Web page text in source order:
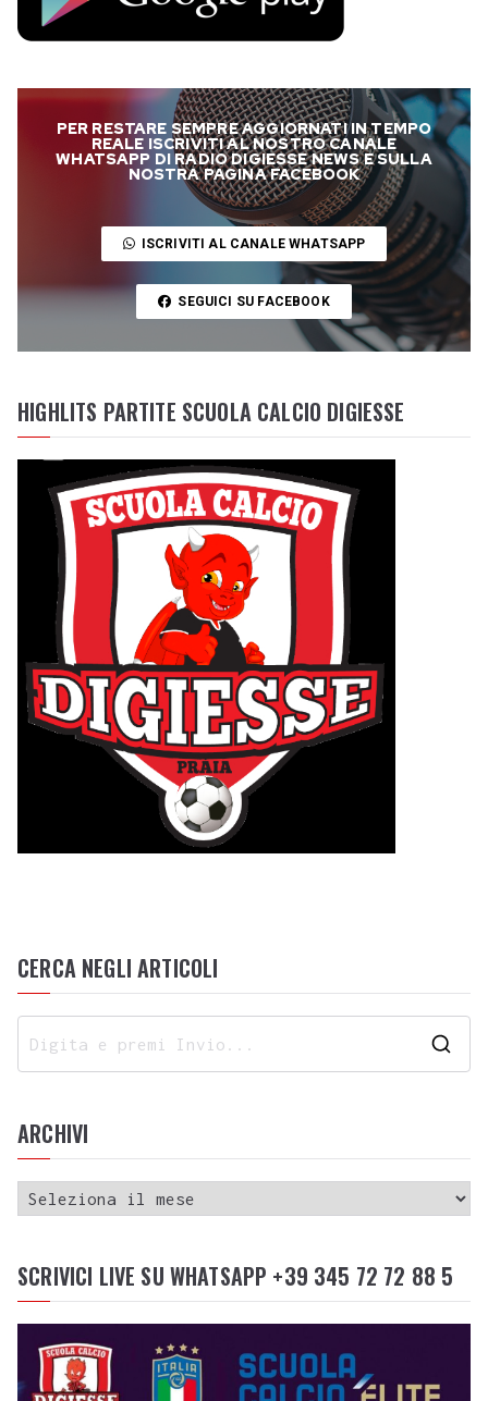
PER RESTARE SEMPRE AGGIORNATI IN TEMPO
REALE ISCRIVITI AL NOSTRO CANALE
WHATSAPP DI RADIO DIGIESSE NEWS E SULLA
NOSTRA PAGINA FACEBOOK
ISCRIVITI AL CANALE WHATSAPP
SEGUICI SU FACEBOOK
HIGHLITS PARTITE SCUOLA CALCIO DIGIESSE
CERCA NEGLI ARTICOLI
ARCHIVI
SCRIVICI LIVE SU WHATSAPP +39 345 72 72 88 5